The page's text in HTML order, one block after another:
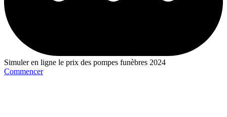
Simuler en ligne le prix des pompes funèbres 2024
Commencer